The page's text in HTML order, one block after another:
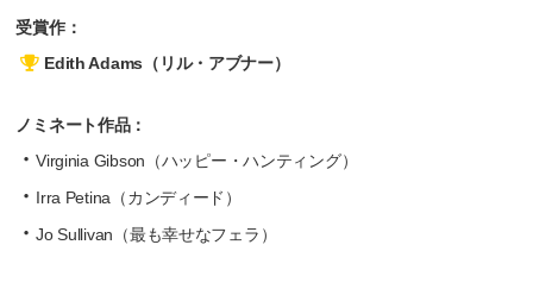
受賞作：
Edith Adams（リル・アブナー）
ノミネート作品：
Virginia Gibson（ハッピー・ハンティング）
Irra Petina（カンディード）
Jo Sullivan（最も幸せなフェラ）